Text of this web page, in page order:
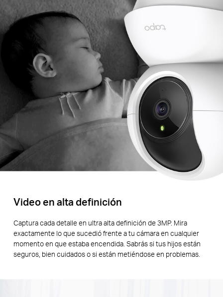
Video en alta definición
Captura cada detalle en ultra alta definición de 3MP. Mira
exactamente lo que sucedió frente a tu cámara en cualquier
momento en que estaba encendida. Sabrás si tus hijos están
seguros, bien cuidados o si están metiéndose en problemas.